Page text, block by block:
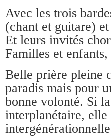
Avec les trois
(chant et guitare)
Et leurs invités
Familles et
Belle prière pleine
paradis mais pour
bonne volonté. Si
interplanétaire,